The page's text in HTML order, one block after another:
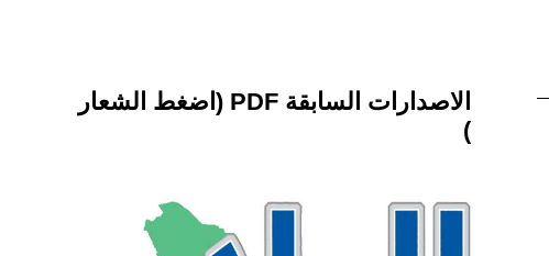
الاصدارات السابقة PDF (اضغط الشعار
)